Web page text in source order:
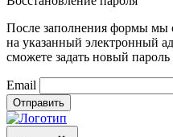
После заполнения формы мы
на указанный электронный
сможете задать новый пароль
Email
Отправить